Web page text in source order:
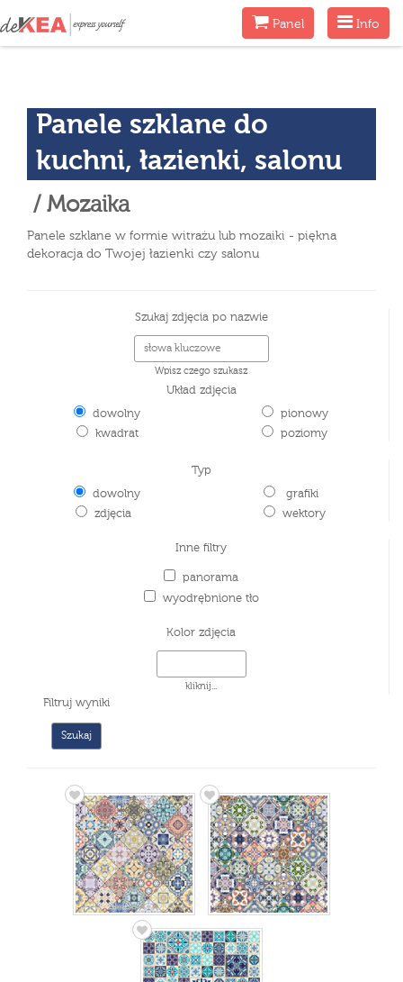
Menu
Info
MenuPanel
Panele szklane do
kuchni, łazienki, salonu
/ Mozaika
Panele szklane w formie witrażu lub mozaiki - piękna
dekoracja do Twojej łazienki czy salonu
Szukaj zdjęcia po nazwie
Wpisz czego szukasz
Układ zdjęcia
dowolny
kwadrat
pionowy
poziomy
Typ
dowolny
zdjęcia
grafiki
wektory
Inne filtry
panorama
wyodrębnione tło
Kolor zdjęcia
kliknij...
Filtruj wyniki